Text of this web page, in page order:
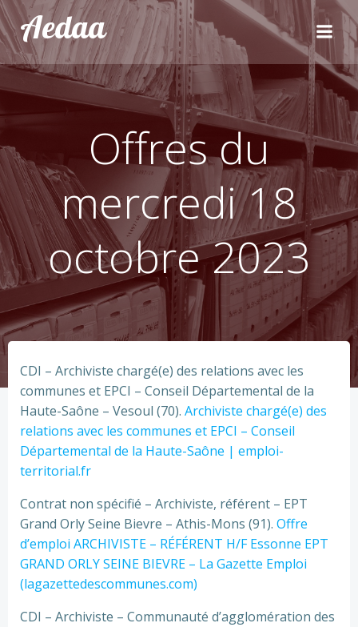
Aller
au
contenu
Aedaa
Offres du
mercredi 18
octobre 2023
CDI – Archiviste chargé(e) des relations avec les
communes et EPCI – Conseil Départemental de la
Haute-Saône – Vesoul (70). Archiviste chargé(e) des
relations avec les communes et EPCI – Conseil
Départemental de la Haute-Saône | emploi-
territorial.fr
Contrat non spécifié – Archiviste, référent – EPT
Grand Orly Seine Bievre – Athis-Mons (91). Offre
d’emploi ARCHIVISTE – RÉFÉRENT H/F Essonne EPT
GRAND ORLY SEINE BIEVRE – La Gazette Emploi
(lagazettedescommunes.com)
CDI – Archiviste – Communauté d’agglomération des